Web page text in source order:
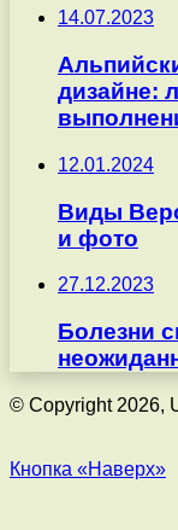
14.07.2023
дизайне:
12.01.2024
Виды
и фото
27.12.2023
Болезни
© Copyright 2026,
Кнопка «Наверх»